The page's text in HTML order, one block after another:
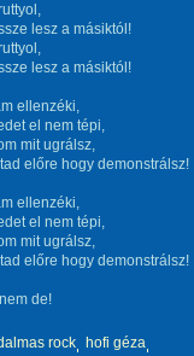
lesz a másiktól!
lesz a másiktól!
ellenzéki,
el nem tépi,
mit ugrálsz,
előre hogy demonstrálsz!
ellenzéki,
el nem tépi,
mit ugrálsz,
előre hogy demonstrálsz!
de!
rock
hofi géza